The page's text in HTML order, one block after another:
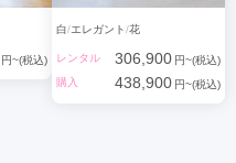
円~(税込)
白 エレガント 花
レンタル 306,900 円~(税込)
購入
438,900 円~(税込)